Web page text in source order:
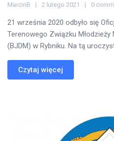
MarcinB 2 lutego 2021 0
21 września 2020 odbyło się
Terenowego Związku
(BJDM) w Rybniku. Na tą
Czytaj więcej